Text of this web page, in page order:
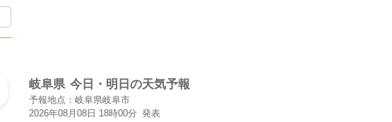
岐阜県 今日・明日の天気予報
予報地点：岐阜県岐阜市
2026年08月08日 18時00分 発表